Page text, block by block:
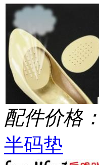
配件价格：
半码垫